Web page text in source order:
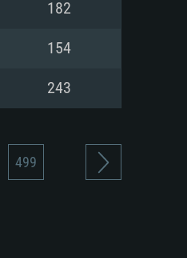
트)182
154
243
499